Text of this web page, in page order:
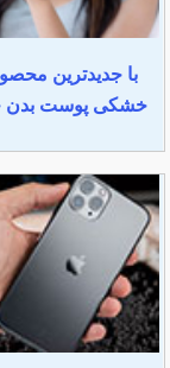
با جدیدترین
خشکی پوست بدن